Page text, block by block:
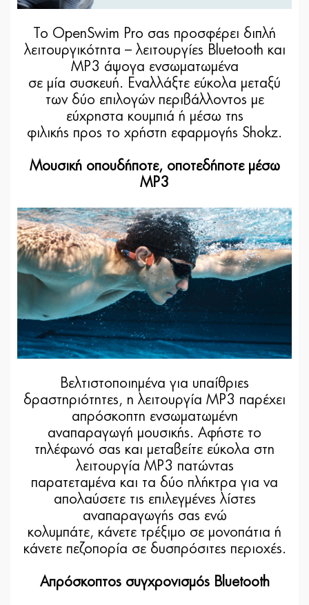
Το OpenSwim Pro σας προσφέρει διπλή
λειτουργικότητα – λειτουργίες Bluetooth και
MP3 άψογα ενσωματωμένα
σε μία συσκευή. Εναλλάξτε εύκολα μεταξύ
των δύο επιλογών περιβάλλοντος με
εύχρηστα κουμπιά ή μέσω της
φιλικής προς το χρήστη εφαρμογής Shokz.
Μουσική οπουδήποτε, οποτεδήποτε μέσω
MP3
Βελτιστοποιημένα για υπαίθριες
δραστηριότητες, η λειτουργία MP3 παρέχει
απρόσκοπτη ενσωματωμένη
αναπαραγωγή μουσικής. Αφήστε το
τηλέφωνό σας και μεταβείτε εύκολα στη
λειτουργία MP3 πατώντας
παρατεταμένα και τα δύο πλήκτρα για να
απολαύσετε τις επιλεγμένες λίστες
αναπαραγωγής σας ενώ
κολυμπάτε, κάνετε τρέξιμο σε μονοπάτια ή
κάνετε πεζοπορία σε δυσπρόσιτες περιοχές.
Απρόσκοπτος συγχρονισμός Bluetooth